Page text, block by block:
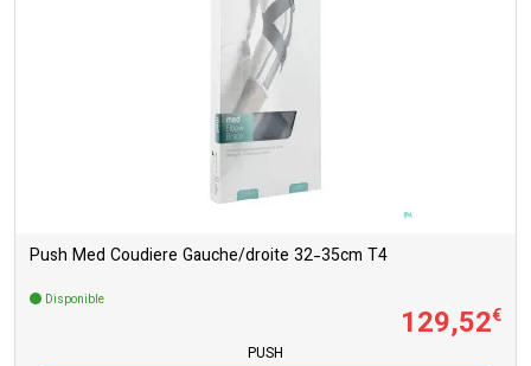
Push Med Coudiere Gauche/droite 32-35cm T4
Disponible
129,52€
PUSH